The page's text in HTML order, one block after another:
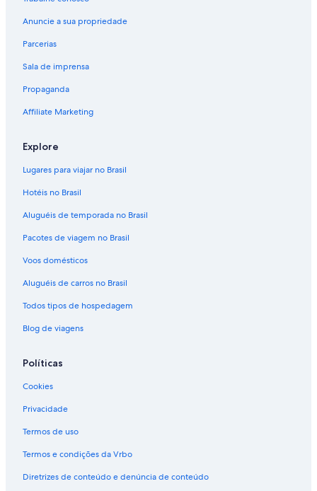
Aluguéis de carros - Havaí e arredores
Anuncie a sua propriedade
Parcerias
Sala de imprensa
Propaganda
Affiliate Marketing
Explore
Lugares para viajar no Brasil
Hotéis no Brasil
Aluguéis de temporada no Brasil
Pacotes de viagem no Brasil
Voos domésticos
Aluguéis de carros no Brasil
Todos tipos de hospedagem
Blog de viagens
Políticas
Cookies
Privacidade
Termos de uso
Termos e condições da Vrbo
Diretrizes de conteúdo e denúncia de conteúdo